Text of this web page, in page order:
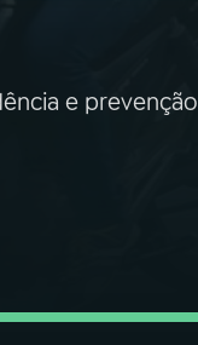
e prevenção